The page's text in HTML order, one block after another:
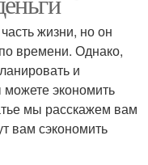
жизни, но он
времени. Однако,
и
экономить
мы расскажем вам
вам сэкономить